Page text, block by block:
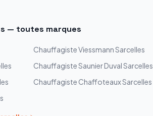
— toutes marques
ChauffagisteViessmannSarcelles
ChauffagisteSaunier DuvalSarcelles
Chauffagiste ChaffoteauxSarcelles